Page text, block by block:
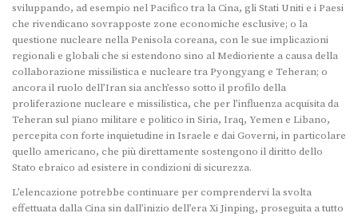
sviluppando, ad esempio nel Pacifico tra la Cina, gli Stati Uniti e i Paesi
che rivendicano sovrapposte zone economiche esclusive; o la
questione nucleare nella Penisola coreana, con le sue implicazioni
regionali e globali che si estendono sino al Medioriente a causa della
collaborazione missilistica e nucleare tra Pyongyang e Teheran; o
ancora il ruolo dell’Iran sia anch’esso sotto il profilo della
proliferazione nucleare e missilistica, che per l’influenza acquisita da
Teheran sul piano militare e politico in Siria, Iraq, Yemen e Libano,
percepita con forte inquietudine in Israele e dai Governi, in particolare
quello americano, che più direttamente sostengono il diritto dello
Stato ebraico ad esistere in condizioni di sicurezza.
L’elencazione potrebbe continuare per comprendervi la svolta
effettuata dalla Cina sin dall’inizio dell’era Xi Jinping, proseguita a tutto